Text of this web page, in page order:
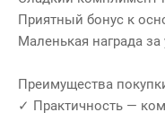
Приятный бонус к
Маленькая награда
Преимущества
✓ Практичность —